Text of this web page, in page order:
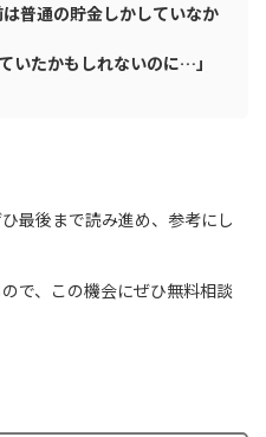
は普通の貯金しかしていなか
いたかもしれないのに…」
最後まで読み進め、参考にし
で、この機会にぜひ無料相談